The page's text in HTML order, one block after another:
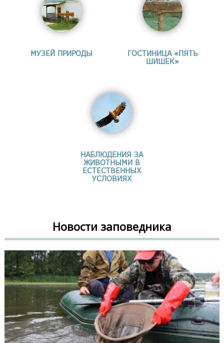
МУЗЕЙ ПРИРОДЫ
ГОСТИНИЦА «ПЯТЬ
ШИШЕК»
НАБЛЮДЕНИЯ ЗА
ЖИВОТНЫМИ В
ЕСТЕСТВЕННЫХ
УСЛОВИЯХ
Новости заповедника